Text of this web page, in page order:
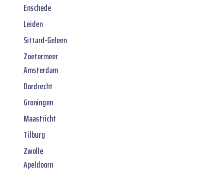
Enschede
Leiden
Sittard-Geleen
Zoetermeer
Amsterdam
Dordrecht
Groningen
Maastricht
Tilburg
Zwolle
Apeldoorn